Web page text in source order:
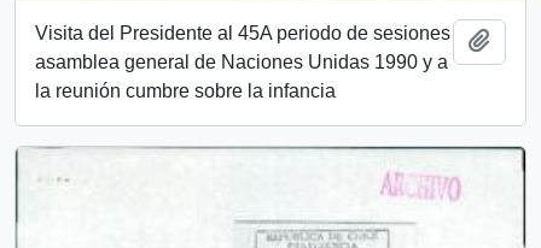
Visita del Presidente al 45A periodo de sesiones
asamblea general de Naciones Unidas 1990 y a
la reunión cumbre sobre la infancia